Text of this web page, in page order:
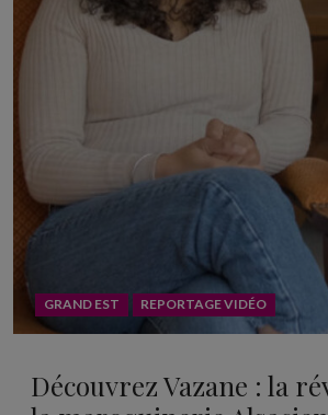
GRAND EST REPORTAGE VIDÉO
Découvrez Vazane : la